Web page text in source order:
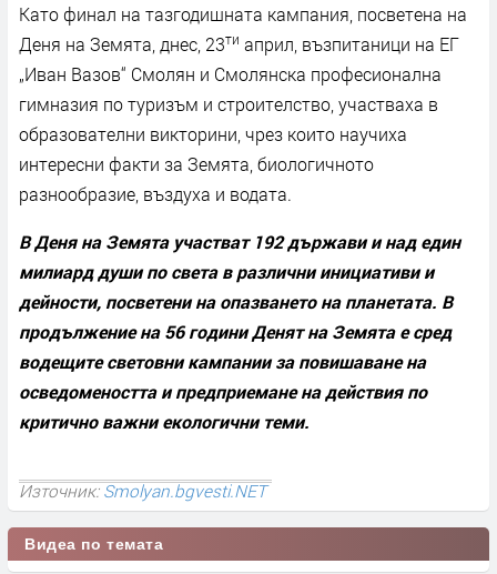
Като финал на тазгодишната кампания, посветена на
Деня на Земята, днес, 23ти април, възпитаници на ЕГ
„Иван Вазов“ Смолян и Смолянска професионална
гимназия по туризъм и строителство, участваха в
образователни викторини, чрез които научиха
интересни факти за Земята, биологичното
разнообразие, въздуха и водата.
В Деня на Земята участват 192 държави и над един
милиард души по света в различни инициативи и
дейности, посветени на опазването на планетата. В
продължение на 56 години Денят на Земята е сред
водещите световни кампании за повишаване на
осведомеността и предприемане на действия по
критично важни екологични теми.
Източник:Smolyan.bgvesti.NET
Видеа по темата